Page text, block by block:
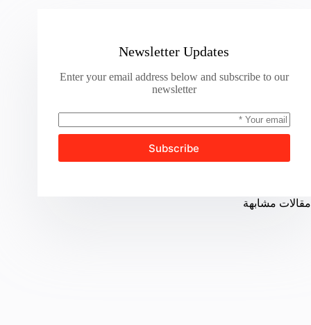
Newsletter Updates
Enter your email address below and subscribe to our
newsletter
Subscribe
مقالات مشابهة